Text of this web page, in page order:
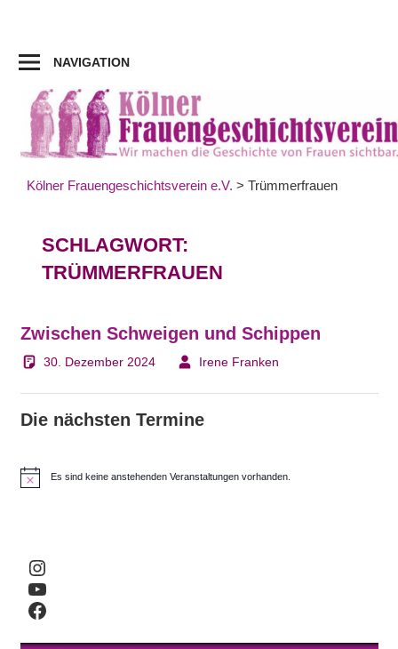
springen
NAVIGATION
Kölner Frauengeschichtsverein e.V. > Trümmerfrauen
SCHLAGWORT:
TRÜMMERFRAUEN
Zwischen Schweigen und Schippen
30. Dezember 2024 Irene Franken
Die nächsten Termine
Es sind keine anstehenden Veranstaltungen vorhanden.
Instagram
YouTube
Facebook